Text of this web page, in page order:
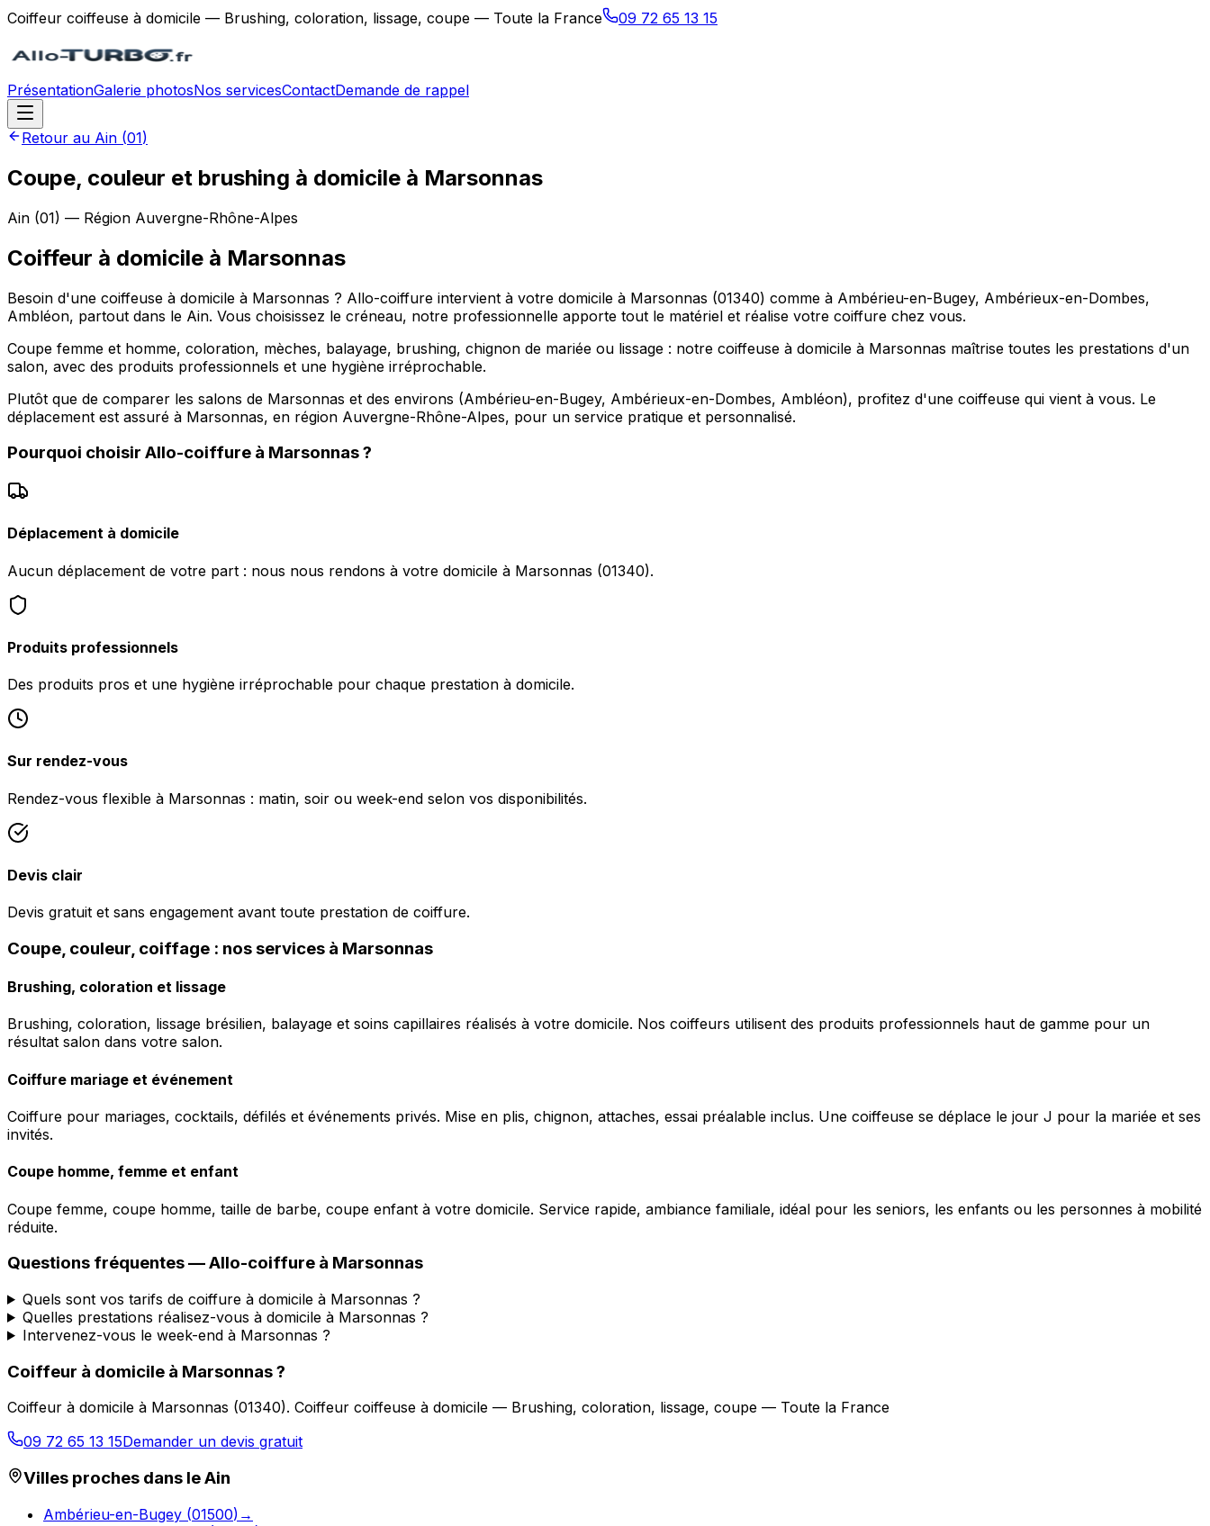
Coiffeur coiffeuse à domicile — Brushing, coloration, lissage, coupe — Toute la France 09 72 65 13 15
PrésentationGalerie photosNos servicesContactDemande de rappel
Retour au Ain (01)
Coupe, couleur et brushing à domicile à Marsonnas
Ain (01) — Région Auvergne-Rhône-Alpes
Coiffeur à domicile à Marsonnas
Besoin d'une coiffeuse à domicile à Marsonnas ? Allo-coiffure intervient à votre domicile à Marsonnas (01340) comme à Ambérieu-en-Bugey, Ambérieux-en-Dombes,
Ambléon, partout dans le Ain. Vous choisissez le créneau, notre professionnelle apporte tout le matériel et réalise votre coiffure chez vous.
Coupe femme et homme, coloration, mèches, balayage, brushing, chignon de mariée ou lissage : notre coiffeuse à domicile à Marsonnas maîtrise toutes les prestations d'un
salon, avec des produits professionnels et une hygiène irréprochable.
Plutôt que de comparer les salons de Marsonnas et des environs (Ambérieu-en-Bugey, Ambérieux-en-Dombes, Ambléon), profitez d'une coiffeuse qui vient à vous. Le
déplacement est assuré à Marsonnas, en région Auvergne-Rhône-Alpes, pour un service pratique et personnalisé.
Pourquoi choisir Allo-coiffure à Marsonnas?
Déplacement à domicile
Aucun déplacement de votre part : nous nous rendons à votre domicile à Marsonnas (01340).
Produits professionnels
Des produits pros et une hygiène irréprochable pour chaque prestation à domicile.
Sur rendez-vous
Rendez-vous flexible à Marsonnas : matin, soir ou week-end selon vos disponibilités.
Devis clair
Devis gratuit et sans engagement avant toute prestation de coiffure.
Coupe, couleur, coiffage : nos services à Marsonnas
Brushing, coloration et lissage
Brushing, coloration, lissage brésilien, balayage et soins capillaires réalisés à votre domicile. Nos coiffeurs utilisent des produits professionnels haut de gamme pour un
résultat salon dans votre salon.
Coiffure mariage et événement
Coiffure pour mariages, cocktails, défilés et événements privés. Mise en plis, chignon, attaches, essai préalable inclus. Une coiffeuse se déplace le jour J pour la mariée et ses
invités.
Coupe homme, femme et enfant
Coupe femme, coupe homme, taille de barbe, coupe enfant à votre domicile. Service rapide, ambiance familiale, idéal pour les seniors, les enfants ou les personnes à mobilité
réduite.
Questions fréquentes —Allo-coiffure à Marsonnas
Quels sont vos tarifs de coiffure à domicile à Marsonnas ?
Quelles prestations réalisez-vous à domicile à Marsonnas ?
Intervenez-vous le week-end à Marsonnas ?
Coiffeur à domicile à Marsonnas?
Coiffeur à domicile à Marsonnas (01340). Coiffeur coiffeuse à domicile — Brushing, coloration, lissage, coupe — Toute la France
09 72 65 13 15Demander un devis gratuit
Villes proches dans leAin
Ambérieu-en-Bugey (01500) →